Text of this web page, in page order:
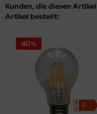
Kunden, die diesen
Artikel bestellt:
40%